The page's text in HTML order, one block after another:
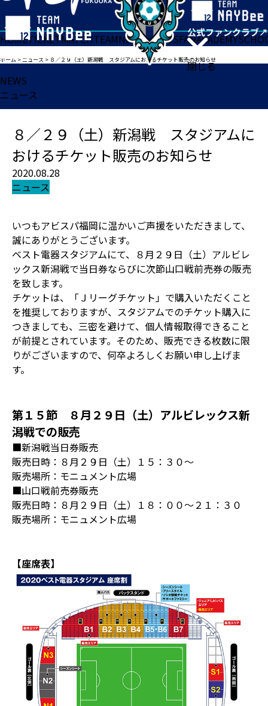
閉じる
HOMETICKETMATCHTEAMNEWSGOODSFANACADEMY
ホーム >ニュース > ８／２９（土）新潟戦 スタジアムにおけるチケット販売のお知らせ
NEWS
ニュース
８／２９（土）新潟戦 スタジアムに
おけるチケット販売のお知らせ
2020.08.28
ニュース
いつもアビスパ福岡に温かいご声援をいただきまして、
誠にありがとうございます。
ベスト電器スタジアムにて、８月２９日（土）アルビレ
ックス新潟戦で当日券ならびに次節山口戦前売券の販売
を致します。
チケットは、「Ｊリーグチケット」で購入いただくこと
を推奨しておりますが、スタジアムでのチケット購入に
つきましても、三密を避けて、個人情報取得できること
が前提とされています。そのため、販売できる枚数に限
りがございますので、何卒よろしくお願い申し上げま
す。
第１５節 ８月２９日（土）アルビレックス新
潟戦での販売
■新潟戦当日券販売
販売日時：８月２９日（土）１５：３０～
販売場所：モニュメント広場
■山口戦前売券販売
販売日時：８月２９日（土）１８：００～２１：３０
販売場所：モニュメント広場
【座席表】